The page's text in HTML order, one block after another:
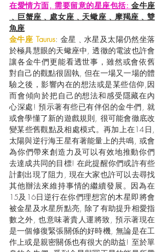
在愛情方面, 需要留意的星座包括: 金牛座
﹑巨蟹座﹑處女座﹑天蠍座﹑摩羯座﹑雙
魚座
金牛座 Taurus: 金星﹑水星及太陽仍然坐落
於極具慧眼的天蠍座中, 透徹的電波也許會
讓各金牛們更能看透世事，雖然或會依舊
對自己的觀點很固執, 但在一場又一場的體
驗之後，影響內在的想法或是某些信仰,因
而會傾向於把自己的想法和感受隱藏在內
心深處! 預示著有些已有伴侶的金牛們, 就
或會學懂了新的遊戲規則, 很可能會徹底改
變某些舊觀點及相處模式。再加上在14日,
太陽與逆行海王星有著能量上的共鳴, 或會
為你們帶來創造力及可以有效地推動你們
去達成共同的目標! 在此提醒你們或許有些
計劃出現了阻力, 現在大家也許可以去尋找
其他辦法來維持事情的繼續發展。因為在
15及16日逆行在你們理想宮的木星即將會
被金星及水星所點亮, 除了有助提升相愛指
數之外, 也意味著貴人運將致, 預示著現在
是一個修復緊張關係的好時機, 無論是在工
作上或是親密關係也有很大的助益! 至於單